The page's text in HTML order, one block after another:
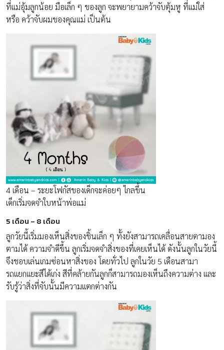
ที่เเม่อุ้มลูกน้อย มือเล็ก ๆ ของลูก จะพยายามคว้าจับตุ้มหู ที่เเม่ใส่
หรือ คว้าจับผมของคุณเเม่ เป็นต้น
4 เดือน – ระยะโฟกัสของเด็กจะค่อยๆ ไกลขึ้น
เด็กเริ่มจดจำใบหน้าพ่อแม่
5 เดือน – 8 เดือน
ลูกวัยนี้เริ่มมองเห็นสิ่งของชิ้นเล็ก ๆ ทั้งยังสามารถเคลื่อนสายตามอง
ตามได้ ความจำดีขึ้น ลูกเริ่มจดจำสิ่งของที่เคยเห็นได้ ดังนั้นลูกในวัยนี้
จึงชอบเล่นเกมซ่อนหาสิ่งของ โดยทั่วไป ลูกในวัย 5 เดือนสามา
รถเเยกเเยะสีได้เก่ง สีที่คล้ายกันลูกก็สามารถมองเห็นถึงความต่าง เเละ
รับรู้ว่าสิ่งที่จับนั้นมีความเเตกต่างกัน